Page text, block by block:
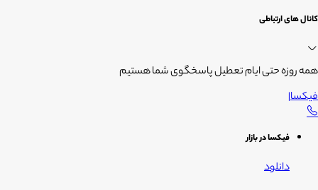
کانال های ارتباطی
همه روزه حتی ایام تعطیل پاسخگوی شما هستیم
فیکسا|
فیکسا در بازار
دانلود